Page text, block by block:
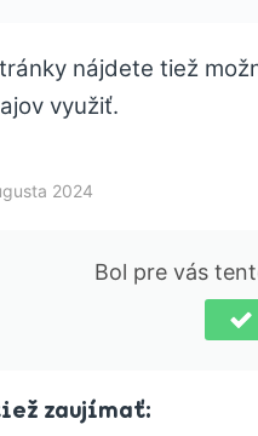
nájdete tiež
využiť.
2024
Bol pre vás
zaujímať: